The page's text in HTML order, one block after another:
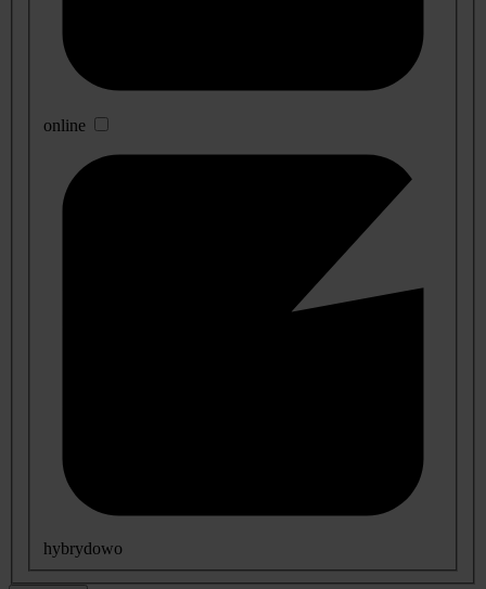
online
hybrydowo